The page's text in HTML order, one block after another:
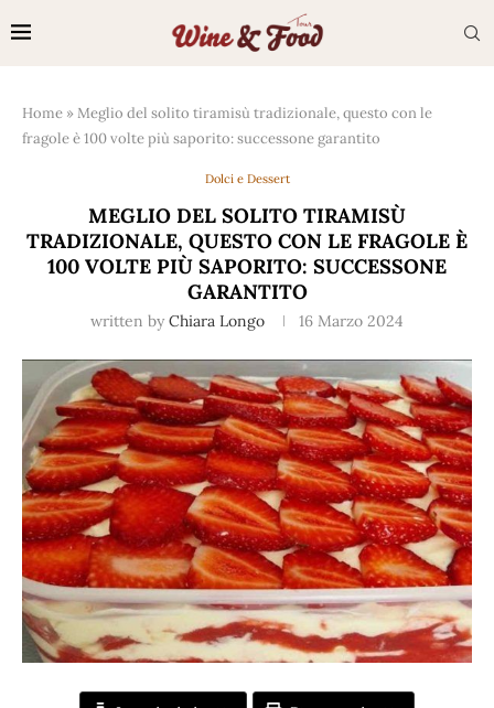
Home »Meglio del solito tiramisù tradizionale, questo con le
fragole è 100 volte più saporito: successone garantito
Dolci e Dessert
MEGLIO DEL SOLITO TIRAMISÙ
TRADIZIONALE, QUESTO CON LE FRAGOLE È
100 VOLTE PIÙ SAPORITO: SUCCESSONE
GARANTITO
written by Chiara Longo 16 Marzo 2024